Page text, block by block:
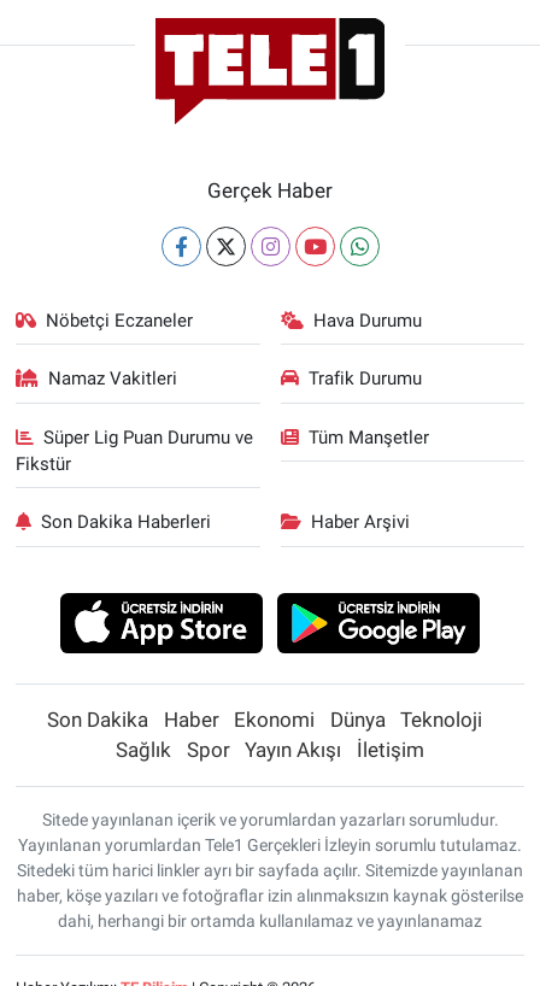
Gerçek Haber
Nöbetçi Eczaneler Hava Durumu
Namaz Vakitleri Trafik Durumu
Süper Lig Puan Durumu ve
Fikstür
Tüm Manşetler
Son Dakika Haberleri Haber Arşivi
Son Dakika Haber Ekonomi Dünya
Teknoloji
Sağlık
Spor Yayın Akışı İletişim
Sitede yayınlanan içerik ve yorumlardan yazarları sorumludur.
Yayınlanan yorumlardan Tele1 Gerçekleri İzleyin sorumlu tutulamaz.
Sitedeki tüm harici linkler ayrı bir sayfada açılır. Sitemizde yayınlanan
haber, köşe yazıları ve fotoğraflar izin alınmaksızın kaynak gösterilse
dahi, herhangi bir ortamda kullanılamaz ve yayınlanamaz